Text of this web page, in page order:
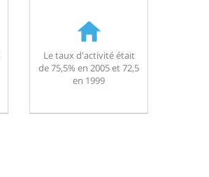
Le taux d'activité était
de 75,5% en 2005 et 72,5
en 1999